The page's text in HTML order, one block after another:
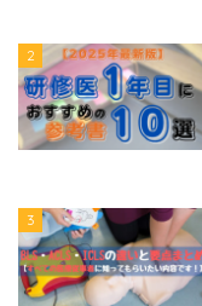
2
3